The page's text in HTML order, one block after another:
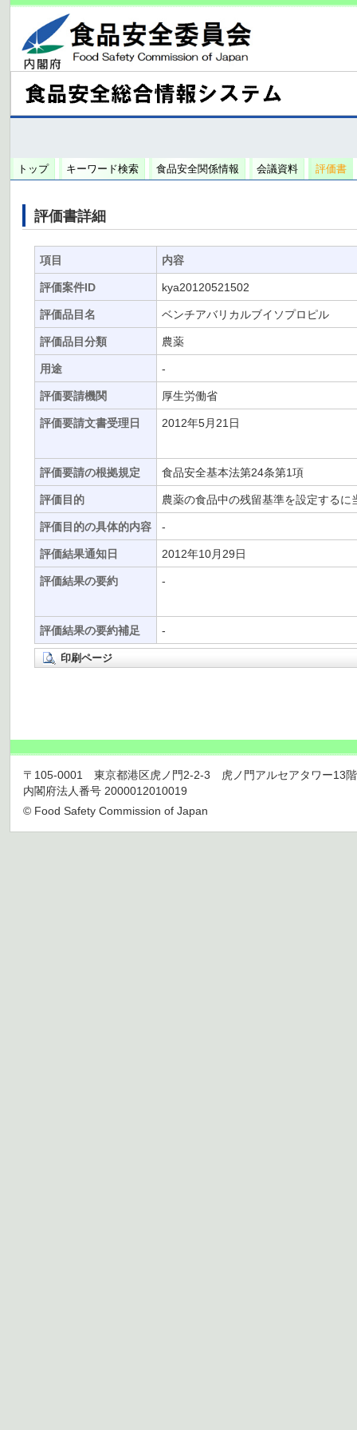
トップ キーワード検索 食品安全関係情報 会議資料 評価書
評価書詳細
項目 内容
評価案件ID kya20120521502
評価品目名 ベンチアバリカルブイソプロピル
評価品目分類 農薬
用途 -
評価要請機関 厚生労働省
評価要請文書受理日 2012年5月21日
評価要請の根拠規定 食品安全基本法第24条第1項
評価目的 農薬の食品中の残留基準を設定するに
評価目的の具体的内容 -
評価結果通知日 2012年10月29日
評価結果の要約 -
評価結果の要約補足 -
印刷ページ
〒105-0001 東京都港区虎ノ門2-2-3 虎ノ門アルセアタワー13
内閣府法人番号 2000012010019
© Food Safety Commission of Japan